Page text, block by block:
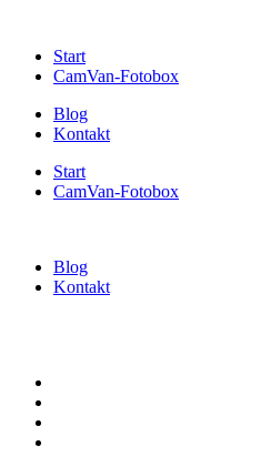
Start
CamVan-Fotobox
Blog
Kontakt
Start
CamVan-Fotobox
Blog
Kontakt